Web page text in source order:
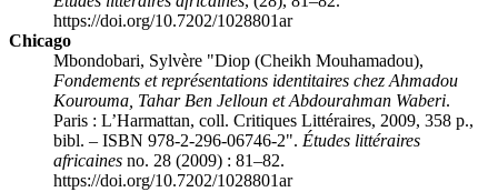
https://doi.org/10.7202/1028801ar
Chicago
Mbondobari, Sylvère "Diop (Cheikh Mouhamadou),
Fondements et représentations identitaires chez Ahmadou
Kourouma, Tahar Ben Jelloun et Abdourahman Waberi.
Paris : L’Harmattan, coll. Critiques Littéraires, 2009, 358 p.,
bibl. – ISBN 978-2-296-06746-2". Études littéraires
africaines no. 28 (2009) : 81–82.
https://doi.org/10.7202/1028801ar